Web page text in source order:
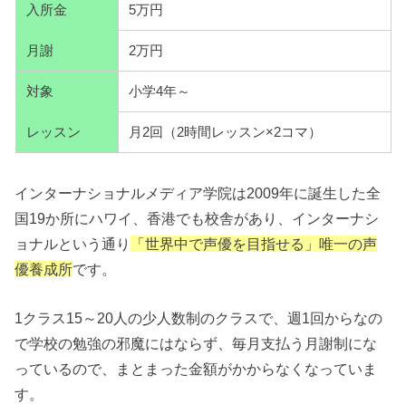
入所金 5万円
月謝 2万円
対象 小学4年～
レッスン 月2回（2時間レッスン×2コマ）
インターナショナルメディア学院は2009年に誕生した全
国19か所にハワイ、香港でも校舎があり、インターナシ
ョナルという通り
「世界中で声優を目指せる」唯一の声
優養成所です。
1クラス15～20人の少人数制のクラスで、週1回からなの
で学校の勉強の邪魔にはならず、毎月支払う月謝制にな
っているので、まとまった金額がかからなくなっていま
す。